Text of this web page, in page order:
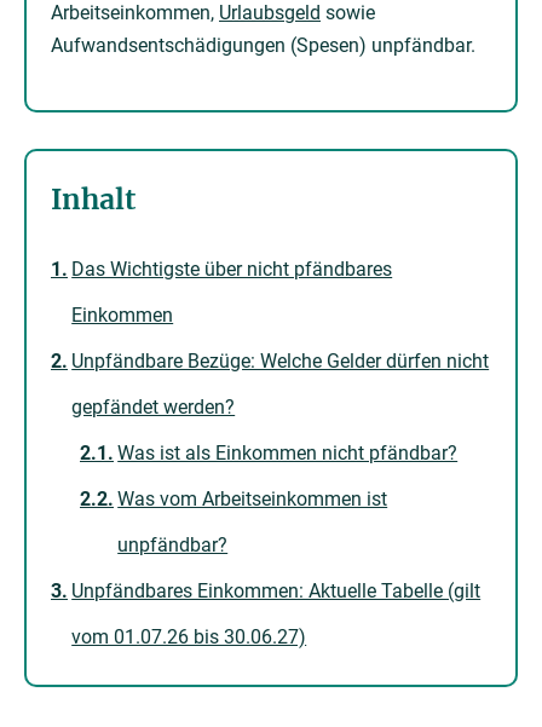
Arbeitseinkommen, Urlaubsgeld sowie
Aufwandsentschädigungen (Spesen) unpfändbar.
Inhalt
Das Wichtigste über nicht pfändbares
Einkommen
Unpfändbare Bezüge: Welche Gelder dürfen nicht
gepfändet werden?
Was ist als Einkommen nicht pfändbar?
Was vom Arbeitseinkommen ist
unpfändbar?
Unpfändbares Einkommen: Aktuelle Tabelle (gilt
vom 01.07.26 bis 30.06.27)